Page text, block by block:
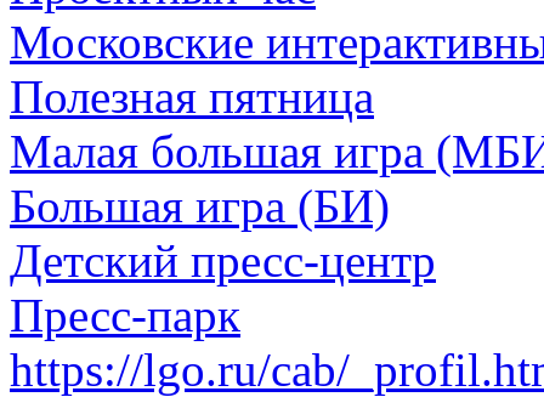
Московские
Полезная пятница
Малая большая игра
Большая игра (БИ)
Детский пресс-центр
Пресс-парк
https://lgo.ru/cab/